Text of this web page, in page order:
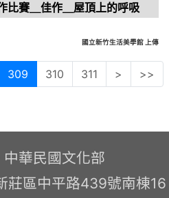
比賽＿佳作＿屋頂上的呼吸
國立新竹生活美學館 上傳
309 310 311 > >>
華民國文化部
莊區中平路439號南棟16